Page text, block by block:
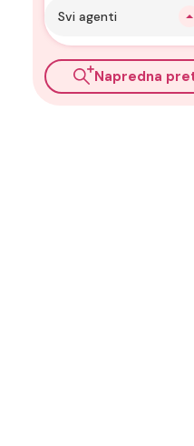
Svi agenti
Napredna